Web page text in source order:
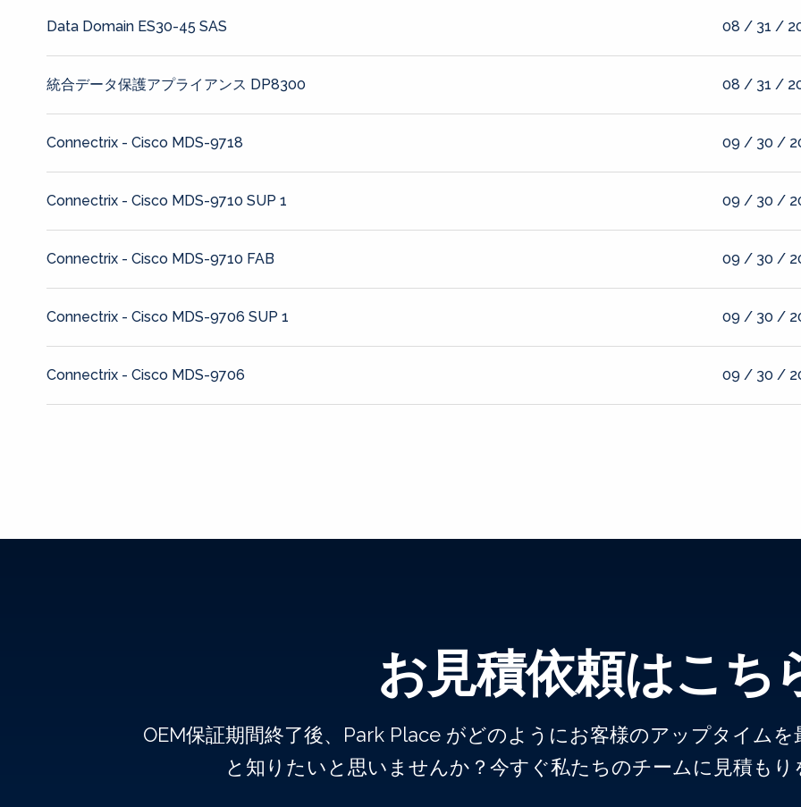
Data Domain ES30-45 SAS 08 / 31 /
統合データ保護アプライアンス DP8300 08 / 31 /
Connectrix - Cisco MDS-9718 09 / 30 /
Connectrix - Cisco MDS-9710 SUP 1 09 / 30 /
Connectrix - Cisco MDS-9710 FAB 09 / 30 /
Connectrix - Cisco MDS-9706 SUP 1 09 / 30 /
Connectrix - Cisco MDS-9706 09 / 30 /
お見積依頼はこち
OEM保証期間終了後、Park Place がどのようにお客様のアップタイム
と知りたいと思いませんか？今すぐ私たちのチームに見積もり